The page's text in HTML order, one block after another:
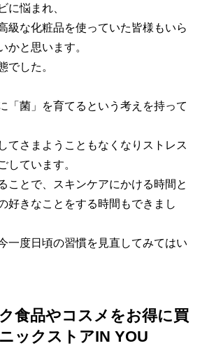
に悩まれ、
級な化粧品を使っていた皆様もいら
かと思います。
でした。
「菌」を育てるという考えを持って
てさまようこともなくなりストレス
しています。
ことで、スキンケアにかける時間と
好きなことをする時間もできまし
一度日頃の習慣を見直してみてはい
食品やコスメをお得に買
ックストアIN YOU